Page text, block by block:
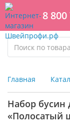
8
Главная
Набор бусин
«Полосатый